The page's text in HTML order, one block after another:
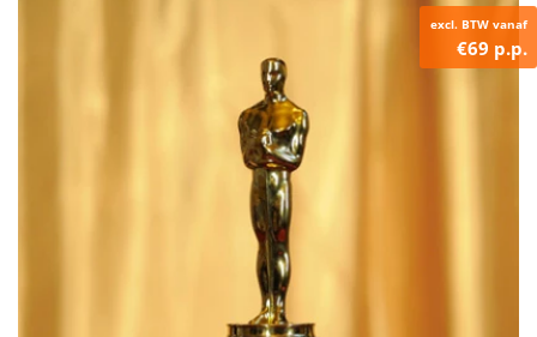
excl. BTW vanaf
€69 p.p.